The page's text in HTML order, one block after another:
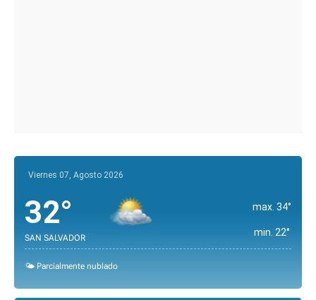
Viernes 07, Agosto 2026
32°
SAN SALVADOR
max. 34°
min. 22°
🌤️ Parcialmente nublado